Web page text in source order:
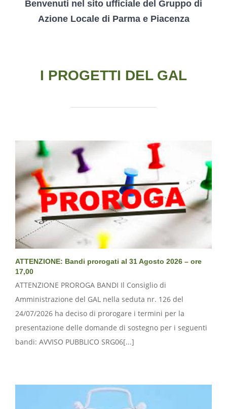
Benvenuti nel sito ufficiale del Gruppo di
Azione Locale di Parma e Piacenza
I PROGETTI DEL GAL
ATTENZIONE: Bandi prorogati al 31 Agosto 2026 – ore
17,00
ATTENZIONE PROROGA BANDI Il Consiglio di
Amministrazione del GAL nella seduta nr. 126 del
24/07/2026 ha deciso di prorogare i termini per la
presentazione delle domande di sostegno per i seguenti
bandi: AVVISO PUBBLICO SRG06[...]